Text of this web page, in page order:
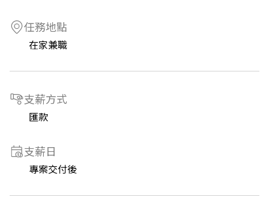
任務地點
在家兼職
支薪方式
匯款
支薪日
專案交付後